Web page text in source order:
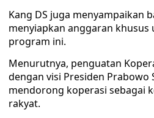
Kang DS juga menyampaikan
menyiapkan anggaran khusus
program ini.
Menurutnya, penguatan
dengan visi Presiden Prabowo
mendorong koperasi sebagai
rakyat.